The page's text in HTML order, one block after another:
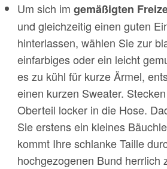
Um sich im gemäßigten
und gleichzeitig einen guten
hinterlassen, wählen Sie zur
einfarbiges oder ein leicht
es zu kühl für kurze Ärmel,
einen kurzen Sweater.
Oberteil locker in die Hose.
Sie erstens ein kleines
kommt Ihre schlanke Taille
hochgezogenen Bund herrlich